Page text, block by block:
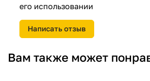
его использовании
Написать отзыв
Вам также может